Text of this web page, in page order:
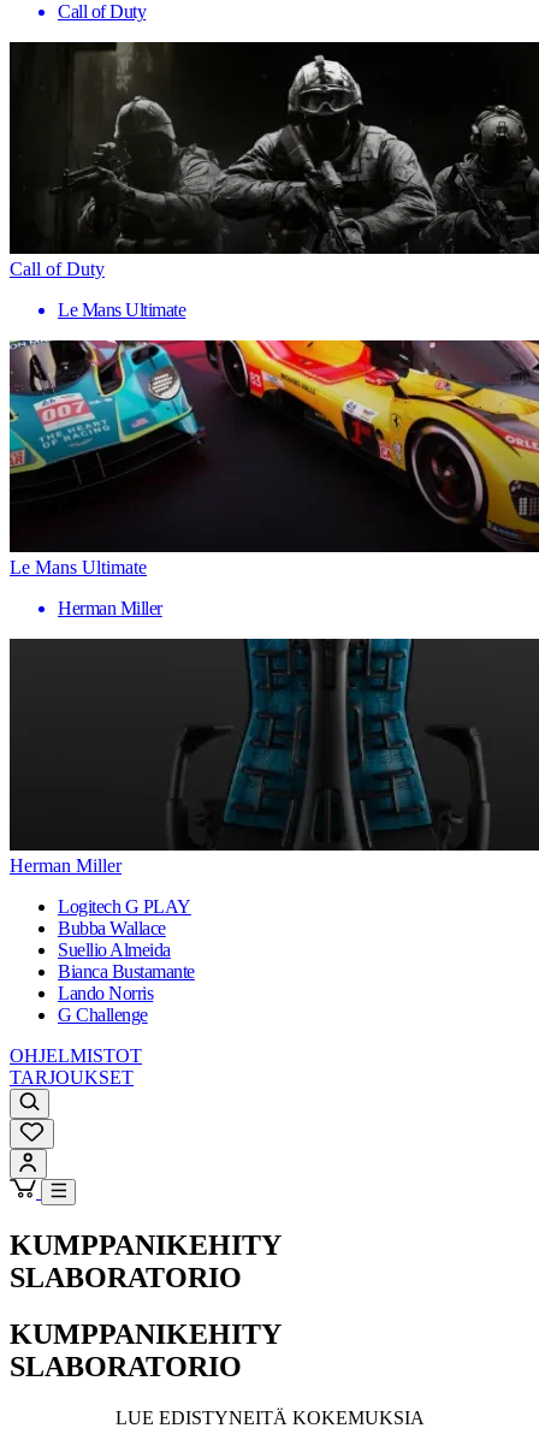
Call of Duty
Call of Duty
Le Mans Ultimate
Le Mans Ultimate
Herman Miller
Herman Miller
Logitech G PLAY
Bubba Wallace
Suellio Almeida
Bianca Bustamante
Lando Norris
G Challenge
OHJELMISTOT
TARJOUKSET
KUMPPANIKEHITY
SLABORATORIO
KUMPPANIKEHITY
SLABORATORIO
LUE EDISTYNEITÄ KOKEMUKSIA